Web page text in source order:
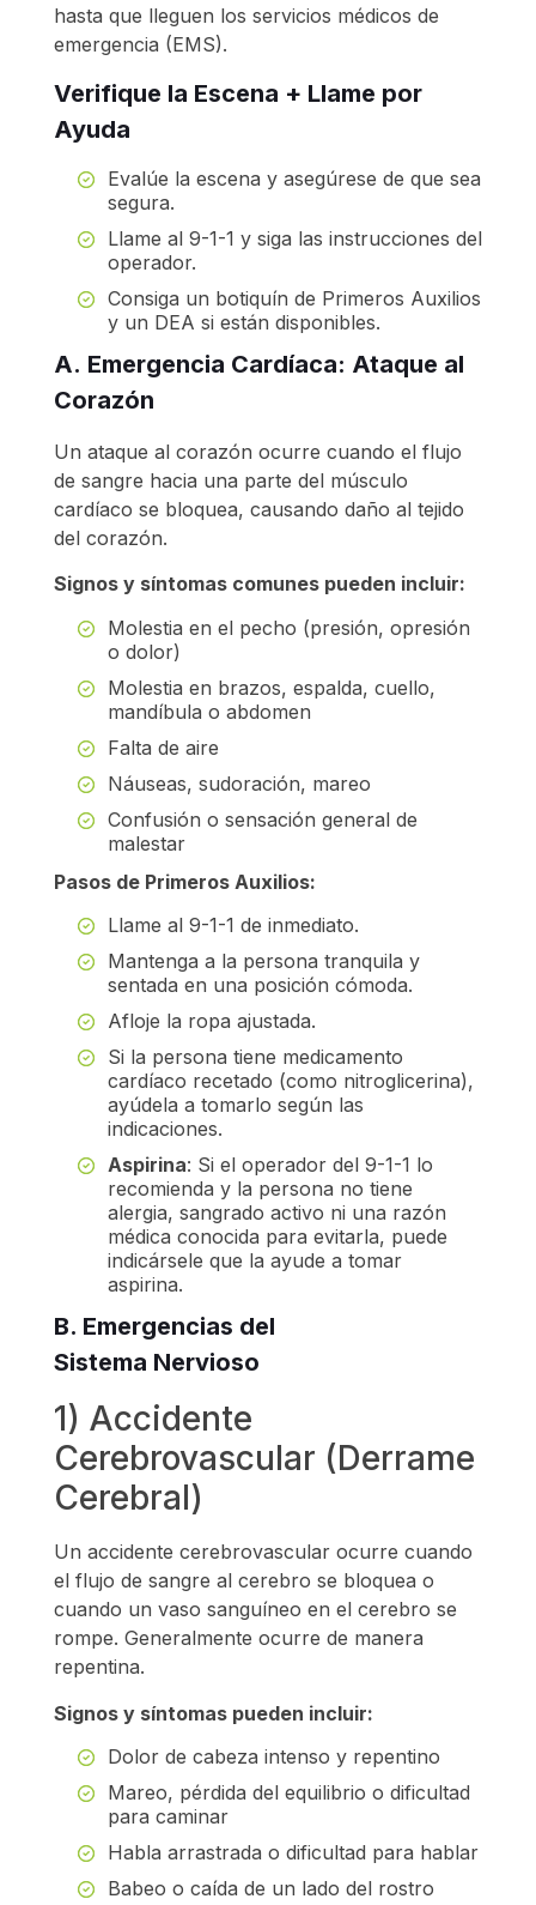
hasta que lleguen los servicios médicos de
emergencia (EMS).
Verifique la Escena + Llame por
Ayuda
Evalúe la escena y asegúrese de que sea
segura.
Llame al 9-1-1 y siga las instrucciones del
operador.
Consiga un botiquín de Primeros Auxilios
y un DEA si están disponibles.
A. Emergencia Cardíaca: Ataque al
Corazón
Un ataque al corazón ocurre cuando el flujo
de sangre hacia una parte del músculo
cardíaco se bloquea, causando daño al tejido
del corazón.
Signos y síntomas comunes pueden incluir:
Molestia en el pecho (presión, opresión
o dolor)
Molestia en brazos, espalda, cuello,
mandíbula o abdomen
Falta de aire
Náuseas, sudoración, mareo
Confusión o sensación general de
malestar
Pasos de Primeros Auxilios:
Llame al 9-1-1 de inmediato.
Mantenga a la persona tranquila y
sentada en una posición cómoda.
Afloje la ropa ajustada.
Si la persona tiene medicamento
cardíaco recetado (como nitroglicerina),
ayúdela a tomarlo según las
indicaciones.
Aspirina: Si el operador del 9-1-1 lo
recomienda y la persona no tiene
alergia, sangrado activo ni una razón
médica conocida para evitarla, puede
indicársele que la ayude a tomar
aspirina.
B. Emergencias del
Sistema Nervioso
1) Accidente
Cerebrovascular (Derrame
Cerebral)
Un accidente cerebrovascular ocurre cuando
el flujo de sangre al cerebro se bloquea o
cuando un vaso sanguíneo en el cerebro se
rompe. Generalmente ocurre de manera
repentina.
Signos y síntomas pueden incluir:
Dolor de cabeza intenso y repentino
Mareo, pérdida del equilibrio o dificultad
para caminar
Habla arrastrada o dificultad para hablar
Babeo o caída de un lado del rostro